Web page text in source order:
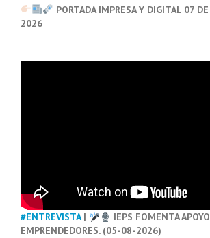
PORTADA IMPRESA Y DIGITAL 07
2026
#ENTREVISTA|
IEPS FOMENTA
EMPRENDEDORES. (05-08-2026)